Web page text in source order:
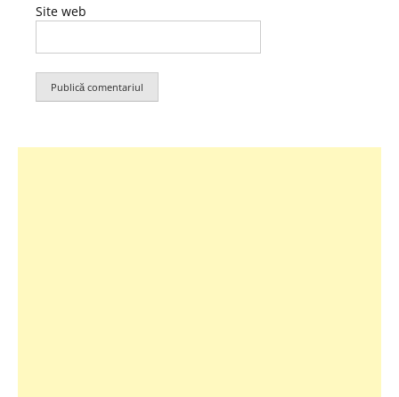
Site web